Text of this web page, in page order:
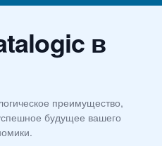
в
преимущество,
будущее вашего